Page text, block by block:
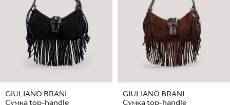
GIULIANO BRANI
Сумка top-handle
GIULIANO BRANI
Сумка top-handle